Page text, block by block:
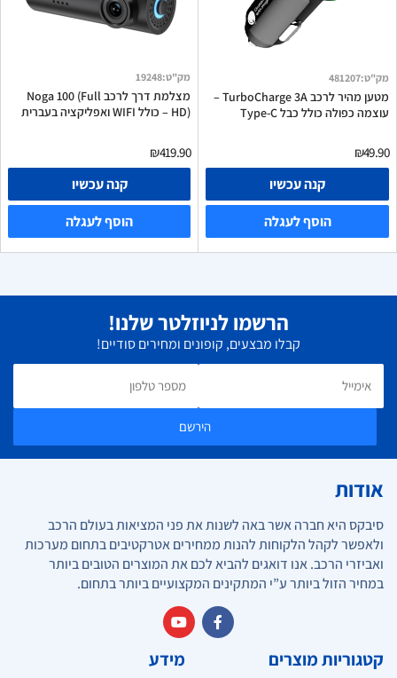
מק"ט:
481207
מטען מהיר לרכב TurboCharge 3A –
עוצמה כפולה כולל כבל Type-C
₪49.90
קנה עכשיו
הוסף לעגלה
מק"ט:
19248
מצלמת דרך לרכב Noga 100 (Full
HD) – כולל WIFI ואפליקציה בעברית
₪419.90
קנה עכשיו
הוסף לעגלה
הרשמו לניוזלטר שלנו!
קבלו מבצעים, קופונים ומחירים סודיים!
הירשם
אודות
סיבקס היא חברה אשר באה לשנות את פני המציאות בעולם הרכב
ולאפשר לקהל הלקוחות להנות ממחירים אטרקטיבים בתחום מערכות
ואביזרי הרכב. אנו דואגים להביא לכם את המוצרים הטובים ביותר
במחיר הזול ביותר ע”י המתקינים המקצועיים ביותר בתחום.
קטגוריות מוצרים מידע